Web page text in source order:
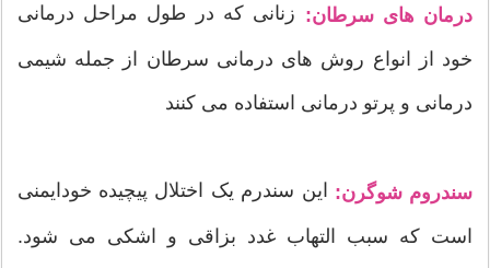
درمان های سرطان: زنانی که در طول مراحل درمانی
خود از انواع روش های درمانی سرطان از جمله شیمی
درمانی و پرتو درمانی استفاده می کنند
سندروم شوگرن: این سندرم یک اختلال پیچیده خودایمنی
است که سبب التهاب غدد بزاقی و اشکی می شود.